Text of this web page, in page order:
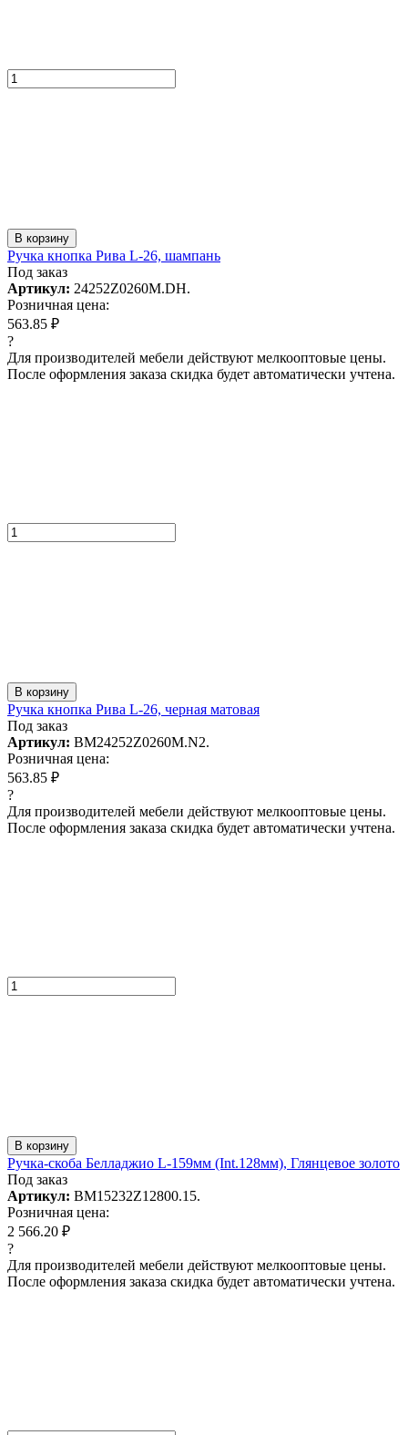
В корзину
Ручка кнопка Рива L-26, шампань
Под заказ
Артикул: 24252Z0260M.DH.
Розничная цена:
563.85 ₽
?
Для производителей мебели действуют мелкооптовые цены.
После оформления заказа скидка будет автоматически учтена.
В корзину
Ручка кнопка Рива L-26, черная матовая
Под заказ
Артикул: BM24252Z0260M.N2.
Розничная цена:
563.85 ₽
?
Для производителей мебели действуют мелкооптовые цены.
После оформления заказа скидка будет автоматически учтена.
В корзину
Ручка-скоба Белладжио L-159мм (Int.128мм), Глянцевое золото
Под заказ
Артикул: BM15232Z12800.15.
Розничная цена:
2 566.20 ₽
?
Для производителей мебели действуют мелкооптовые цены.
После оформления заказа скидка будет автоматически учтена.